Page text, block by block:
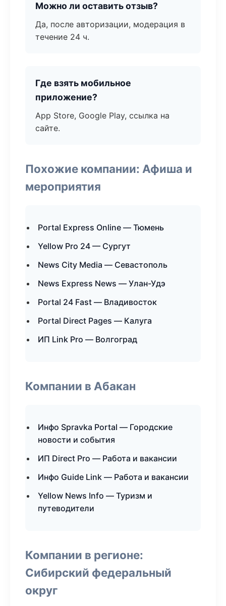
Можно ли оставить отзыв?
Да, после авторизации, модерация в
течение 24 ч.
Где взять мобильное
приложение?
App Store, Google Play, ссылка на
сайте.
Похожие компании: Афиша и
мероприятия
Portal Express Online — Тюмень
Yellow Pro 24 — Сургут
News City Media — Севастополь
News Express News — Улан-Удэ
Portal 24 Fast — Владивосток
Portal Direct Pages — Калуга
ИП Link Pro — Волгоград
Компании в Абакан
Инфо Spravka Portal — Городские
новости и события
ИП Direct Pro — Работа и вакансии
Инфо Guide Link — Работа и вакансии
Yellow News Info — Туризм и
путеводители
Компании в регионе:
Сибирский федеральный
округ